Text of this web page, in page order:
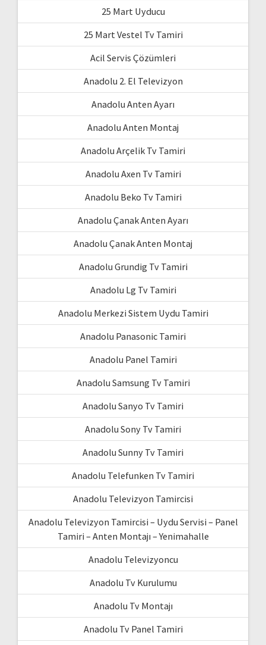
25 Mart Uyducu
25 Mart Vestel Tv Tamiri
Acil Servis Çözümleri
Anadolu 2. El Televizyon
Anadolu Anten Ayarı
Anadolu Anten Montaj
Anadolu Arçelik Tv Tamiri
Anadolu Axen Tv Tamiri
Anadolu Beko Tv Tamiri
Anadolu Çanak Anten Ayarı
Anadolu Çanak Anten Montaj
Anadolu Grundig Tv Tamiri
Anadolu Lg Tv Tamiri
Anadolu Merkezi Sistem Uydu Tamiri
Anadolu Panasonic Tamiri
Anadolu Panel Tamiri
Anadolu Samsung Tv Tamiri
Anadolu Sanyo Tv Tamiri
Anadolu Sony Tv Tamiri
Anadolu Sunny Tv Tamiri
Anadolu Telefunken Tv Tamiri
Anadolu Televizyon Tamircisi
Anadolu Televizyon Tamircisi – Uydu Servisi – Panel
Tamiri – Anten Montajı – Yenimahalle
Anadolu Televizyoncu
Anadolu Tv Kurulumu
Anadolu Tv Montajı
Anadolu Tv Panel Tamiri